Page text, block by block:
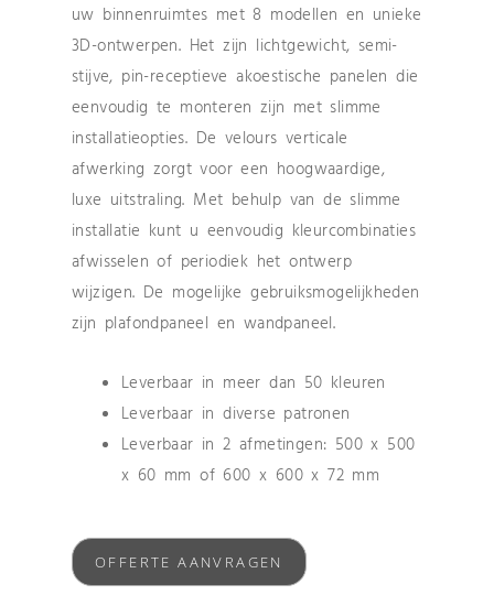
uw binnenruimtes met 8 modellen en unieke
3D-ontwerpen. Het zijn lichtgewicht, semi-
stijve, pin-receptieve akoestische panelen die
eenvoudig te monteren zijn met slimme
installatieopties. De velours verticale
afwerking zorgt voor een hoogwaardige,
luxe uitstraling. Met behulp van de slimme
installatie kunt u eenvoudig kleurcombinaties
afwisselen of periodiek het ontwerp
wijzigen. De mogelijke gebruiksmogelijkheden
zijn plafondpaneel en wandpaneel.
Leverbaar in meer dan 50 kleuren
Leverbaar in diverse patronen
Leverbaar in 2 afmetingen: 500 x 500
x 60 mm of 600 x 600 x 72 mm
OFFERTE AANVRAGEN